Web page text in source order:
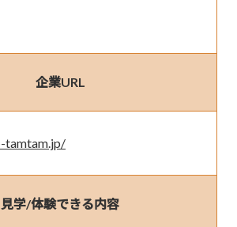
企業URL
tamtam.jp/
見学/体験できる内容